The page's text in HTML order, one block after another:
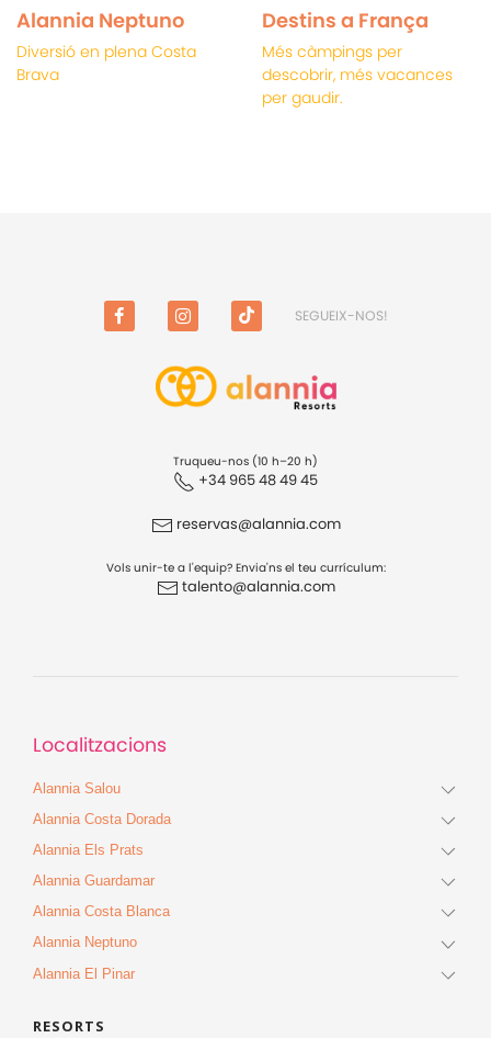
Alannia Neptuno
Diversió en plena Costa
Brava
Destins a França
Més càmpings per
descobrir, més vacances
per gaudir.
FACEBOOK INSTAGRAMTIKTOK SEGUEIX-NOS!
Truqueu-nos (10 h–20 h)
+34 965 48 49 45
reservas@alannia.com
Vols unir-te a l'equip? Envia'ns el teu currículum:
talento@alannia.com
Localitzacions
Alannia Salou
Alannia Costa Dorada
Alannia Els Prats
Alannia Guardamar
Alannia Costa Blanca
Alannia Neptuno
Alannia El Pinar
RESORTS